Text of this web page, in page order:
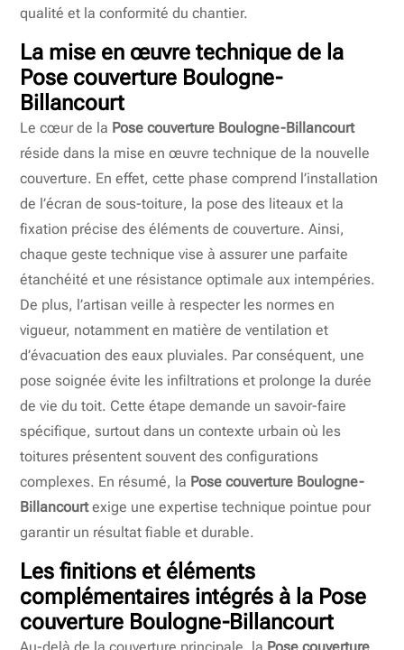
qualité et la conformité du chantier.
La mise en œuvre technique de la
Pose couverture Boulogne-
Billancourt
Le cœur de la Pose couverture Boulogne-Billancourt
réside dans la mise en œuvre technique de la nouvelle
couverture. En effet, cette phase comprend l’installation
de l’écran de sous-toiture, la pose des liteaux et la
fixation précise des éléments de couverture. Ainsi,
chaque geste technique vise à assurer une parfaite
étanchéité et une résistance optimale aux intempéries.
De plus, l’artisan veille à respecter les normes en
vigueur, notamment en matière de ventilation et
d’évacuation des eaux pluviales. Par conséquent, une
pose soignée évite les infiltrations et prolonge la durée
de vie du toit. Cette étape demande un savoir-faire
spécifique, surtout dans un contexte urbain où les
toitures présentent souvent des configurations
complexes. En résumé, la Pose couverture Boulogne-
Billancourtexige une expertise technique pointue pour
garantir un résultat fiable et durable.
Les finitions et éléments
complémentaires intégrés à la Pose
couverture Boulogne-Billancourt